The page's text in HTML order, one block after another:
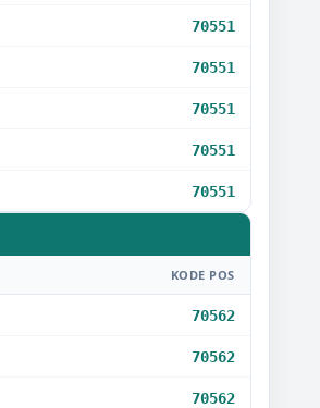
70551
70551
70551
70551
70551
KODE POS
70562
70562
70562